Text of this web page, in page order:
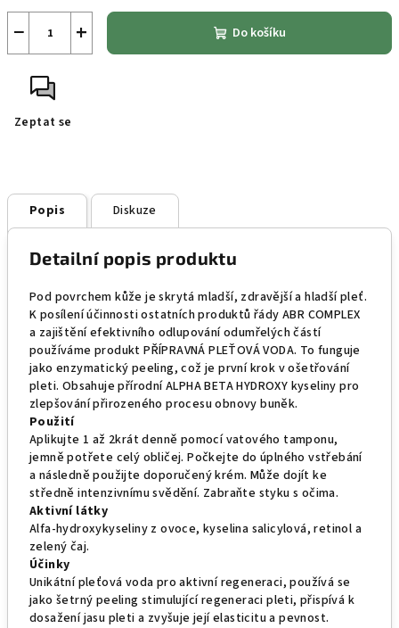
+
− Do košíku
Zeptat se
Popis Diskuze
Detailní popis produktu
Pod povrchem kůže je skrytá mladší, zdravější a hladší pleť.
K posílení účinnosti ostatních produktů řády ABR COMPLEX
a zajištění efektivního odlupování odumřelých částí
používáme produkt PŘÍPRAVNÁ PLEŤOVÁ VODA. To funguje
jako enzymatický peeling, což je první krok v ošetřování
pleti. Obsahuje přírodní ALPHA BETA HYDROXY kyseliny pro
zlepšování přirozeného procesu obnovy buněk.
Použití
Aplikujte 1 až 2krát denně pomocí vatového tamponu,
jemně potřete celý obličej. Počkejte do úplného vstřebání
a následně použijte doporučený krém. Může dojít ke
středně intenzivnímu svědění. Zabraňte styku s očima.
Aktivní látky
Alfa-hydroxykyseliny z ovoce, kyselina salicylová, retinol a
zelený čaj.
Účinky
Unikátní pleťová voda pro aktivní regeneraci, používá se
jako šetrný peeling stimulující regeneraci pleti, přispívá k
dosažení jasu pleti a zvyšuje její elasticitu a pevnost.